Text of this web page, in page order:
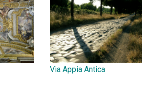
Via Appia Antica